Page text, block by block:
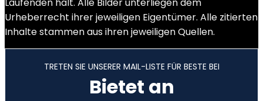
Urheberrecht ihrer jeweiligen Eigentümer. Alle zitierten
Inhalte stammen aus ihren jeweiligen Quellen.
TRETEN SIE UNSERER MAIL-LISTE FÜR BESTE BEI
Bietet an